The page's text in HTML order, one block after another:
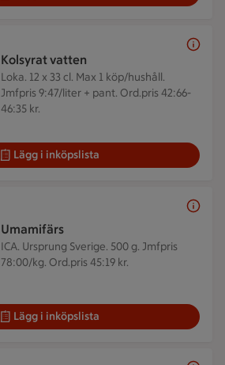
Kolsyrat vatten
Loka. 12 x 33 cl. Max 1 köp/hushåll.
Jmfpris 9:47/liter + pant. Ord.pris 42:66-
46:35 kr.
Lägg i inköpslista
Umamifärs
ICA. Ursprung Sverige. 500 g. Jmfpris
78:00/kg. Ord.pris 45:19 kr.
Lägg i inköpslista